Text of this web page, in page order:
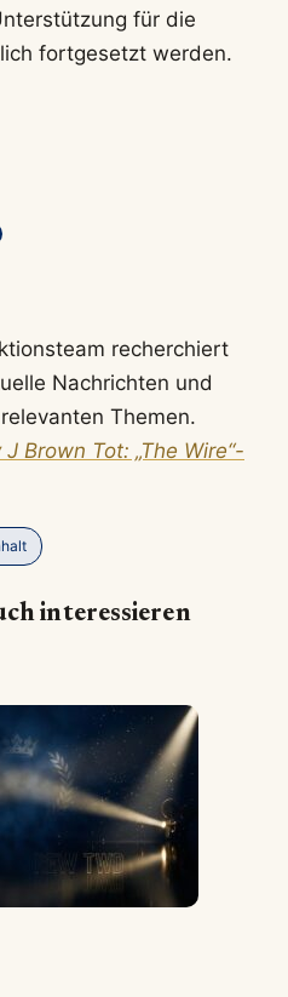
für die
fortgesetzt werden.
recherchiert
Nachrichten und
Themen.
Brown Tot: „The Wire“-
interessieren